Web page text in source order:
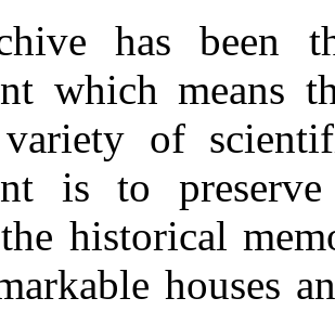
has been
which means
of
is to
historical
houses